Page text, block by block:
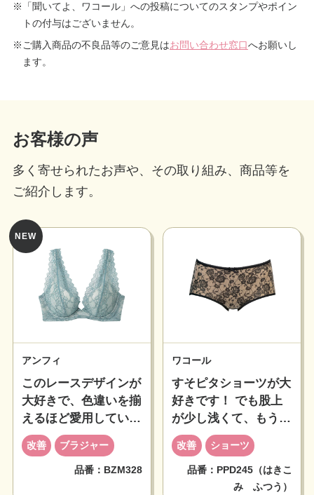
プレゼント・キャンペーン
よくあるご質問
※「聞いてよ、ワコール」への投稿についてのスタンプやポイン
トの付与はございません。
※ご購入商品の不良品等のご意見はお問い合わせ窓口へお願いし
ます。
お客様の声
多く寄せられたお声や、その取り組み、商品等を
ご紹介します。
このレースデザインが
大好きで、色違いを揃
えるほど愛用していま
す！ やさしいトーン
のカラーや、バイカラ
ーなどのデザインも選
アンフィ
改善 ブラジャー
品番：BZM328
すそピタショーツが大
好きです！ でも股上
が少し浅くて、もう少
し深ければうれしいの
に～
ワコール
改善 ショーツ
品番：PPD245（はきこ
み ふつう）